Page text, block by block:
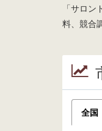
「サロ
料、競合
全国